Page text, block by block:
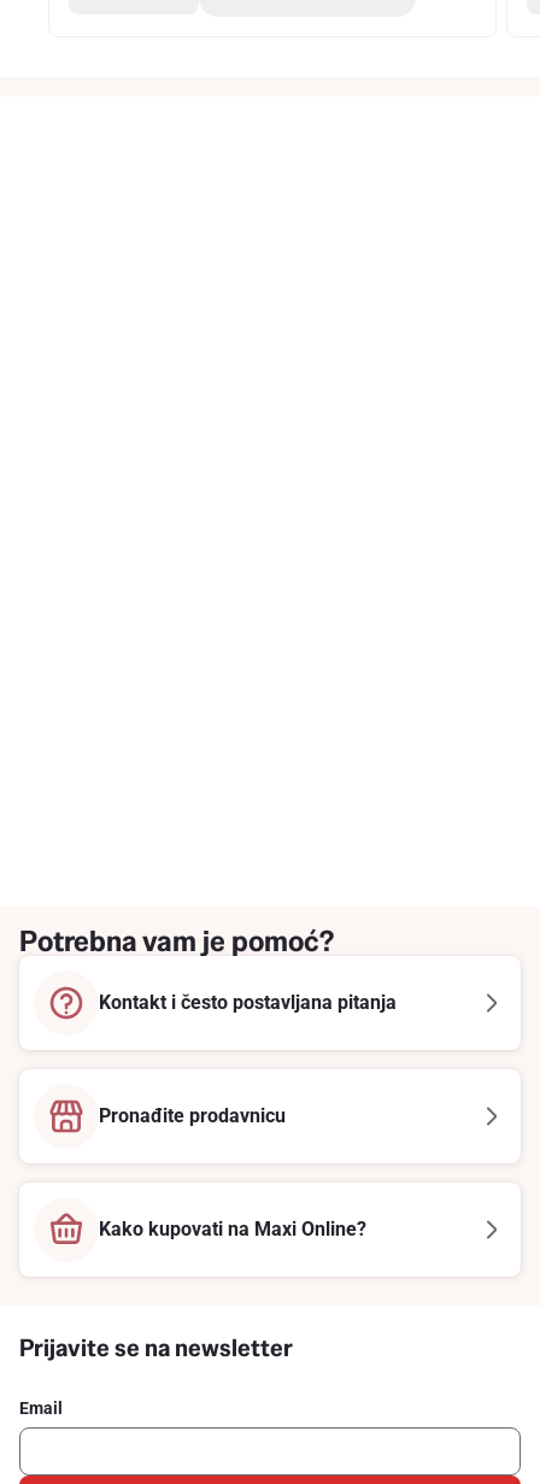
Potrebna vam je pomoć?
Kontakt i često postavljana pitanja
Pronađite prodavnicu
Kako kupovati na Maxi Online?
Prijavite se na newsletter
Email